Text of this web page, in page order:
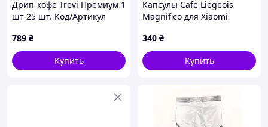
Для просмотра вкусного ассортимента —
нажимать сюда👇
Дрип-кофе Trevi Премиум 1
шт 25 шт. Код/Артикул
789 ₴
Купить
Капсулы Cafe Liegeois
Magnifico для Xiaomi
шт., 6M9C327M41
340 ₴
Купить